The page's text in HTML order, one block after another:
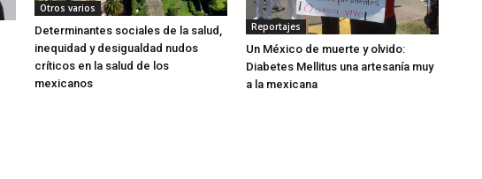
Otros varios
Determinantes sociales de la salud,
inequidad y desigualdad nudos
críticos en la salud de los
mexicanos
Reportajes
Un México de muerte y olvido:
Diabetes Mellitus una artesanía muy
a la mexicana